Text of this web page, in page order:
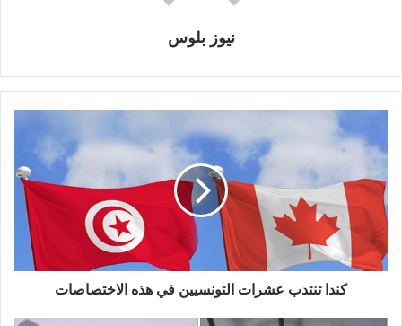
نيوز بلوس
كندا تنتدب عشرات التونسيين في هذه الاختصاصات